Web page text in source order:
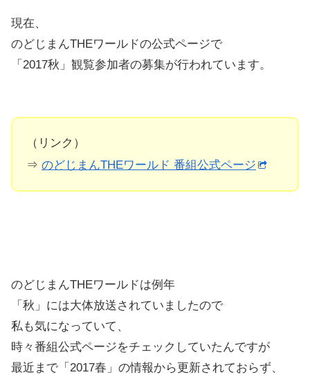
現在、
のどじまんTHEワールドの公式ページで
「2017秋」観覧参加者の募集が行われています。
（リンク）
⇒ のどじまんTHEワールド 番組公式ページ
のどじまんTHEワールドは例年
「秋」には大体放送されていましたので
私も気になっていて、
時々番組公式ページをチェックしていたんですが
最近まで「2017春」の情報から更新されておらず、